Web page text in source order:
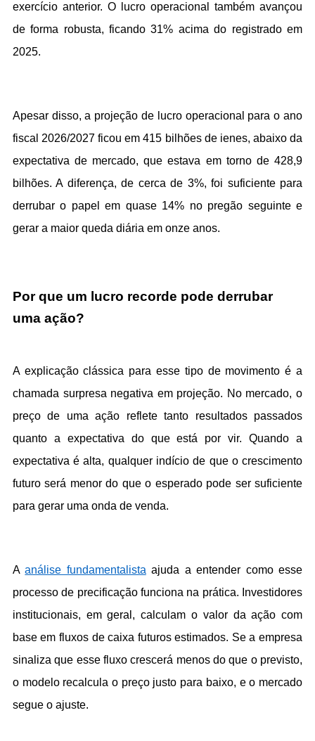
exercício anterior. O lucro operacional também avançou
de forma robusta, ficando 31% acima do registrado em
2025.
Apesar disso, a projeção de lucro operacional para o ano
fiscal 2026/2027 ficou em 415 bilhões de ienes, abaixo da
expectativa de mercado, que estava em torno de 428,9
bilhões. A diferença, de cerca de 3%, foi suficiente para
derrubar o papel em quase 14% no pregão seguinte e
gerar a maior queda diária em onze anos.
Por que um lucro recorde pode derrubar
uma ação?
A explicação clássica para esse tipo de movimento é a
chamada surpresa negativa em projeção. No mercado, o
preço de uma ação reflete tanto resultados passados
quanto a expectativa do que está por vir. Quando a
expectativa é alta, qualquer indício de que o crescimento
futuro será menor do que o esperado pode ser suficiente
para gerar uma onda de venda.
A análise fundamentalista ajuda a entender como esse
processo de precificação funciona na prática. Investidores
institucionais, em geral, calculam o valor da ação com
base em fluxos de caixa futuros estimados. Se a empresa
sinaliza que esse fluxo crescerá menos do que o previsto,
o modelo recalcula o preço justo para baixo, e o mercado
segue o ajuste.